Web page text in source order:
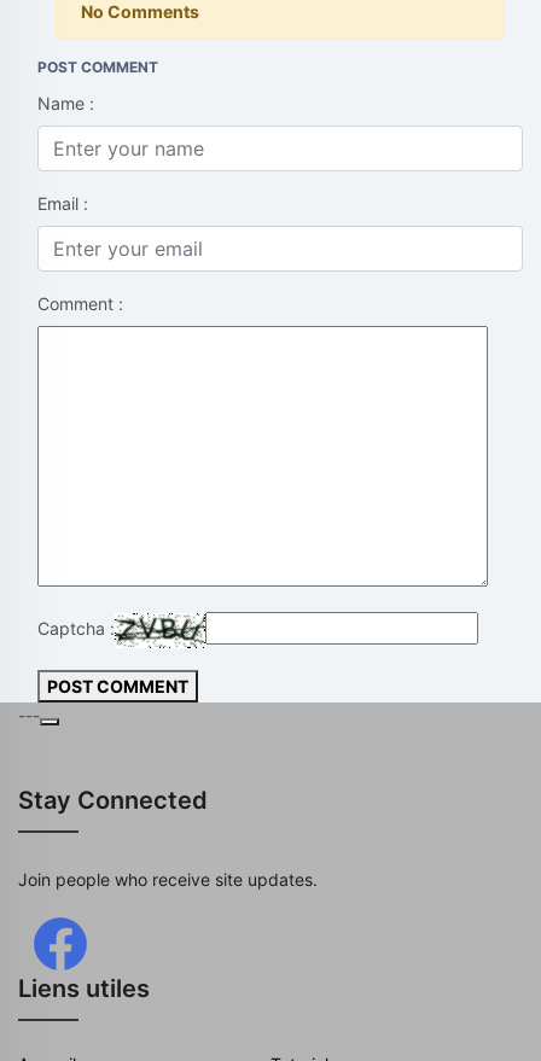
No Comments
POST COMMENT
Name :
Email :
Comment :
Captcha :
POST COMMENT
---
Stay Connected
Join people who receive site updates.
Liens utiles